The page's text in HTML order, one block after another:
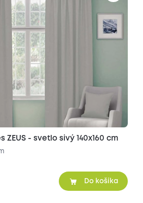
- svetlo sivý 140x160 cm
Do košíka